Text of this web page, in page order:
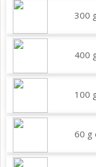
300
400
100
60 g